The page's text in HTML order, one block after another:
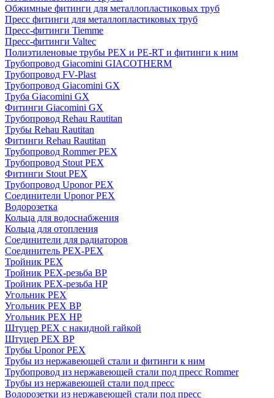
Обжимные фитинги для металлопластиковых труб
Пресс фитинги для металлопластиковых труб
Пресс-фитинги Tiemme
Пресс-фитинги Valtec
Полиэтиленовые трубы PEX и PE-RT и фитинги к ним
Трубопровод Giacomini GIACOTHERM
Трубопровод FV-Plast
Трубопровод Giacomini GX
Труба Giacomini GX
Фитинги Giacomini GX
Трубопровод Rehau Rautitan
Трубы Rehau Rautitan
Фитинги Rehau Rautitan
Трубопровод Rommer PEX
Трубопровод Stout PEX
Фитинги Stout PEX
Трубопровод Uponor PEX
Соединители Uponor PEX
Водорозетка
Кольца для водоснабжения
Кольца для отопления
Соединители для радиаторов
Соединитель PEX-PEX
Тройник PEX
Тройник PEX-резьба ВР
Тройник PEX-резьба НР
Угольник PEX
Угольник PEX ВР
Угольник PEX НР
Штуцер PEX c накидной гайкой
Штуцер PEX ВР
Трубы Uponor PEX
Трубы из нержавеющей стали и фитинги к ним
Трубопровод из нержавеющей стали под пресс Rommer
Трубы из нержавеющей стали под пресс
Водорозетки из нержавеющей стали под пресс